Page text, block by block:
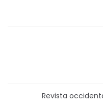
Revista